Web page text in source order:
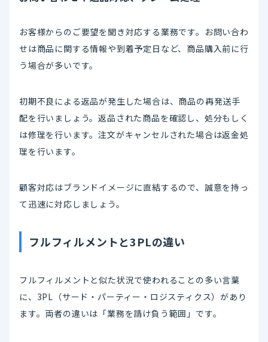
お客様からのご要望を聞き対応する業務です。お問い合わ
せは商品に関する情報や到着予定日など、商品購入前に行
う場合が多いです。
初期不良による返品が発生した場合は、商品の再発送手
配を行いましょう。返品された商品を確認し、処分もしく
は修理を行います。注文がキャンセルされた場合は返金処
理を行います。
顧客対応はブランドイメージに直結するので、誠意を持っ
て迅速に対応しましょう。
フルフィルメントと3PLの違い
フルフィルメントと似た状況で使われることの多い言葉
に、3PL（サード・パーティー・ロジスティクス）があり
ます。両者の違いは「業務を請け負う範囲」です。